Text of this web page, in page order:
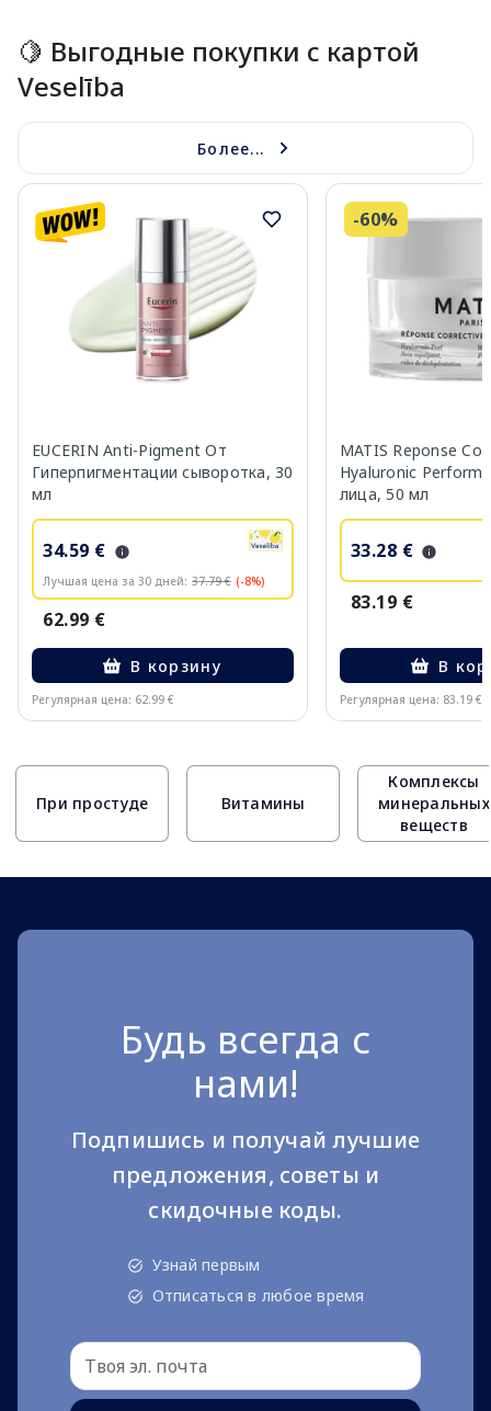
🍋 Выгодные покупки с картой
Veselība
Более...
EUCERIN Anti-Pigment От
Гиперпигментации сыворотка, 30
мл
34.59 €
Лучшая цена за 30 дней: 37.79 € (-8%)
62.99 €
В корзину
Регулярная цена: 62.99 €
-60%
MATIS Reponse
Hyaluronic
лица, 50 мл
33.28 €
83.19 €
В
Регулярная цена: 83.19 €
При простуде Витамины
Комплексы
минеральных
веществ
Будь всегда с
нами!
Подпишись и получай лучшие
предложения, советы и
скидочные коды.
Узнай первым
Отписаться в любое время